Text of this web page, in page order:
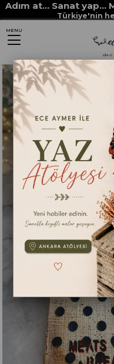
Adım at... Sanat yap...
Türkiye'nin
MENU
Anasayfa ECE AYMER EV
FARM FRESH MİLK DEKORATİF